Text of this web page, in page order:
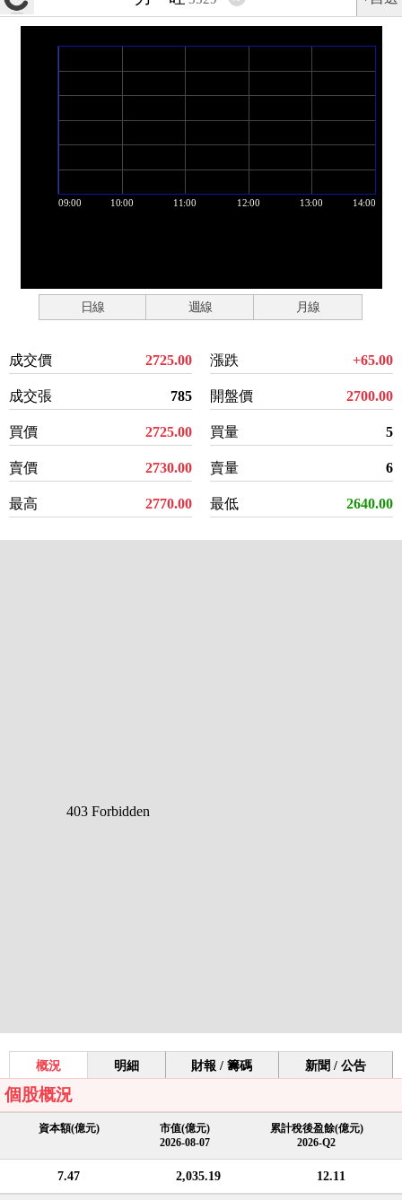
日線 週線 月線
成交價 2725.00
成交張 785
買價 2725.00
賣價 2730.00
最高 2770.00
漲跌 +65.00
開盤價 2700.00
買量 5
賣量 6
最低 2640.00
概況 明細 財報 / 籌碼 新聞 / 公告
個股概況
資本額(億元)
市值(億元)
2026-08-07
累計稅後盈餘(億元)
2026-Q2
7.47 2,035.19 12.11